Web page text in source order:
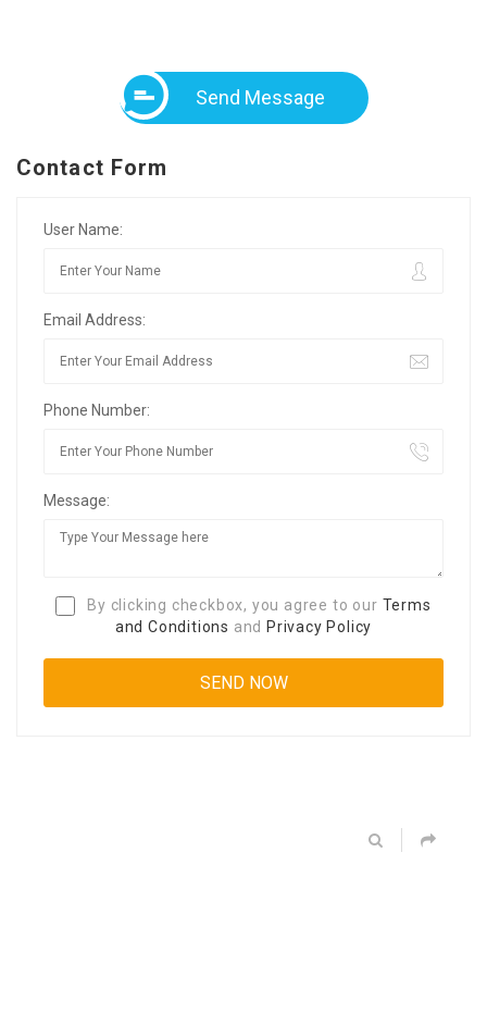
Send Message
Contact Form
User Name:
Email Address:
Phone Number:
Message:
By clicking checkbox, you agree to our Terms
and Conditions and Privacy Policy